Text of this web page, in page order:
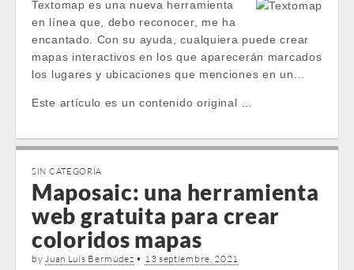
Textomap es una nueva herramienta
en línea que, debo reconocer, me ha
encantado. Con su ayuda, cualquiera puede crear
mapas interactivos en los que aparecerán marcados
los lugares y ubicaciones que menciones en un...
Este artículo es un contenido original …
SIN CATEGORÍA
Maposaic: una herramienta
web gratuita para crear
coloridos mapas
byJuan Luis Bermúdez • 13 septiembre, 2021